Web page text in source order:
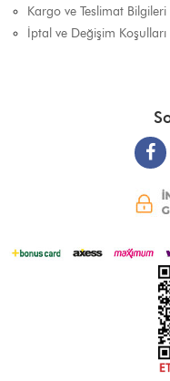
Kargo ve Teslimat Bilgileri
İptal ve Değişim Koşulları